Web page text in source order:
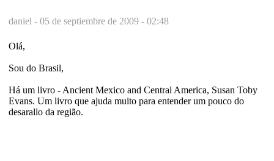
daniel - 05 de septiembre de 2009 - 02:48
Olá,
Sou do Brasil,
Há um livro - Ancient Mexico and Central America, Susan Toby
Evans. Um livro que ajuda muito para entender um pouco do
desarallo da região.